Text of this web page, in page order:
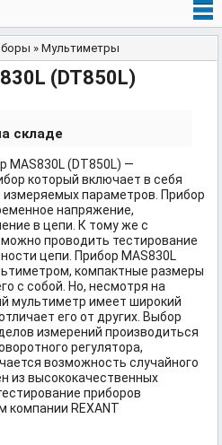
» Мультиметры
(DT850L)
складе
MAS830L (DT850L) —
который включает в себя
измеряемых параметров. Прибор
напряжение,
в цепи. К тому же с
проводить тестирование
цепи. Прибор MAS830L
компактные размеры
с собой. Но, несмотря на
мультиметр имеет широкий
его от других. Выбор
измерений производиться
регулятора,
возможность случайного
из высококачественных
приборов
компании REXANT